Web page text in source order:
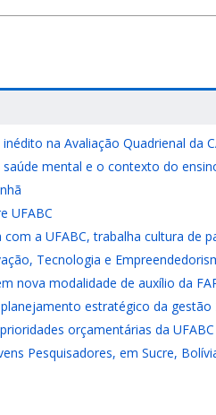
na Avaliação Quadrienal da
mental e o contexto do
UFABC
a UFABC, trabalha cultura de
Tecnologia e
nova modalidade de auxílio da
estratégico da gestão
orçamentárias da
Pesquisadores, em Sucre,